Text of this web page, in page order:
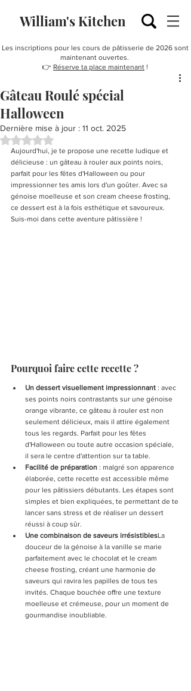
William's Kitchen
Les inscriptions pour les cours de pâtisserie de 2026 sont
maintenant ouvertes.
👉 Réserve ta place maintenant !
Gâteau Roulé spécial
Halloween
Dernière mise à jour : 11 oct. 2025
Noté NaN étoiles sur 5.
Aujourd'hui, je te propose une recette ludique et
délicieuse : un gâteau à rouler aux points noirs,
parfait pour les fêtes d'Halloween ou pour
impressionner tes amis lors d'un goûter. Avec sa
génoise moelleuse et son cream cheese frosting,
ce dessert est à la fois esthétique et savoureux.
Suis-moi dans cette aventure pâtissière !
Pourquoi faire cette recette ?
Un dessert visuellement impressionnant : avec
ses points noirs contrastants sur une génoise
orange vibrante, ce gâteau à rouler est non
seulement délicieux, mais il attire également
tous les regards. Parfait pour les fêtes
d'Halloween ou toute autre occasion spéciale,
il sera le centre d'attention sur ta table.
Facilité de préparation : malgré son apparence
élaborée, cette recette est accessible même
pour les pâtissiers débutants. Les étapes sont
simples et bien expliquées, te permettant de te
lancer sans stress et de réaliser un dessert
réussi à coup sûr.
Une combinaison de saveurs irrésistiblesLa
douceur de la génoise à la vanille se marie
parfaitement avec le chocolat et le cream
cheese frosting, créant une harmonie de
saveurs qui ravira les papilles de tous tes
invités. Chaque bouchée offre une texture
moelleuse et crémeuse, pour un moment de
gourmandise inoubliable.